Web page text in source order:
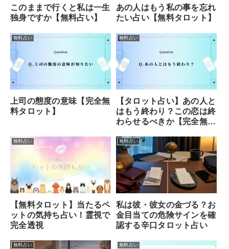
このままで行くと私は一生
独身ですか【無料占い】
あの人はもう私の事を忘れ
たい占い【無料タロット】
無料占い
上司の態度の意味【完全無
料タロット】
無料占い
【タロット占い】あの人と
はもう終わり？この恋は終
わらせるべきか【完全無
無料占い
【無料タロット】当たるペ
ットの気持ち占い！霊視で
完全透視
無料占い
私は彼・彼女の金づる？お
金目当ての危険サインを確
認する辛口タロット占い
無料占い 無料占い